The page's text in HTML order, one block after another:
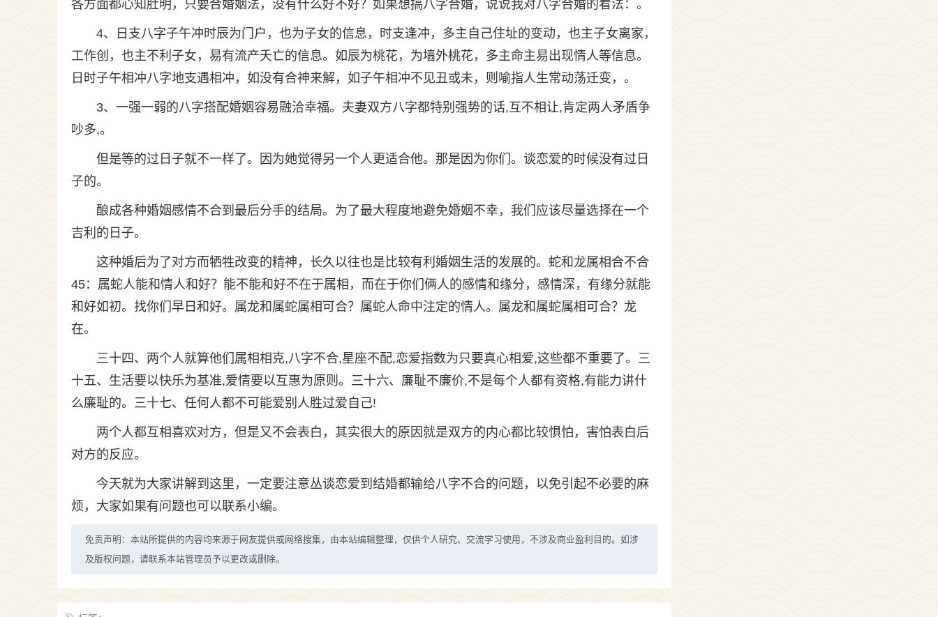
各方面都心知肚明，只要合婚姻法，没有什么好不好？如果想搞八字合婚，说说我对八字合婚的看法：。
4、日支八字子午冲时辰为门户，也为子女的信息，时支逢冲，多主自己住址的变动，也主子女离家，
工作创，也主不利子女，易有流产夭亡的信息。如辰为桃花，为墙外桃花，多主命主易出现情人等信息。
日时子午相冲八字地支遇相冲，如没有合神来解，如子午相冲不见丑或未，则喻指人生常动荡迁变，。
3、一强一弱的八字搭配婚姻容易融洽幸福。夫妻双方八字都特别强势的话,互不相让,肯定两人矛盾争
吵多,。
但是等的过日子就不一样了。因为她觉得另一个人更适合他。那是因为你们。谈恋爱的时候没有过日
子的。
酿成各种婚姻感情不合到最后分手的结局。为了最大程度地避免婚姻不幸，我们应该尽量选择在一个
吉利的日子。
这种婚后为了对方而牺牲改变的精神，长久以往也是比较有利婚姻生活的发展的。蛇和龙属相合不合
45：属蛇人能和情人和好？能不能和好不在于属相，而在于你们俩人的感情和缘分，感情深，有缘分就能
和好如初。找你们早日和好。属龙和属蛇属相可合？属蛇人命中注定的情人。属龙和属蛇属相可合？龙
在。
三十四、两个人就算他们属相相克,八字不合,星座不配,恋爱指数为只要真心相爱,这些都不重要了。三
十五、生活要以快乐为基准,爱情要以互惠为原则。三十六、廉耻不廉价,不是每个人都有资格,有能力讲什
么廉耻的。三十七、任何人都不可能爱别人胜过爱自己!
两个人都互相喜欢对方，但是又不会表白，其实很大的原因就是双方的内心都比较惧怕，害怕表白后
对方的反应。
今天就为大家讲解到这里，一定要注意丛谈恋爱到结婚都输给八字不合的问题，以免引起不必要的麻
烦，大家如果有问题也可以联系小编。
免责声明：本站所提供的内容均来源于网友提供或网络搜集，由本站编辑整理，仅供个人研究、交流学习使用，不涉及商业盈利目的。如涉
及版权问题，请联系本站管理员予以更改或删除。